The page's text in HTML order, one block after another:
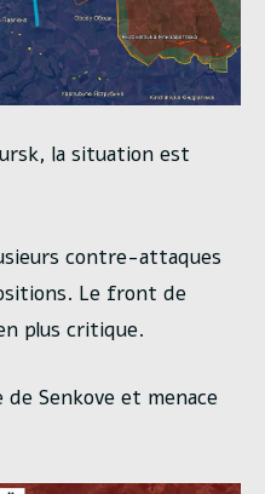
la situation est
contre-attaques
Le front de
plus critique.
de Senkove et menace